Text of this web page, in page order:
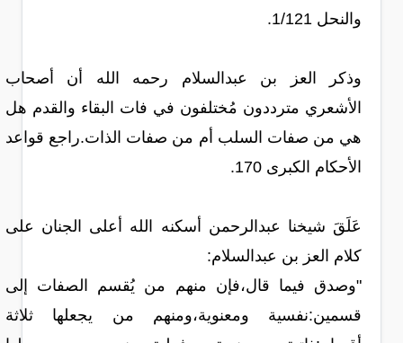
والنحل 1/121.
وذكر العز بن عبدالسلام رحمه الله أن أصحاب
الأشعري مترددون مُختلفون في فات البقاء والقدم هل
هي من صفات السلب أم من صفات الذات.راجع قواعد
الأحكام الكبرى 170.
عَلَقَ شيخنا عبدالرحمن أسكنه الله أعلى الجنان على
كلام العز بن عبدالسلام:
"وصدق فيما قال،فإن منهم من يُقسم الصفات إلى
قسمين:نفسية ومعنوية،ومنهم من يجعلها ثلاثة